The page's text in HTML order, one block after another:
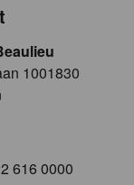
1001830
616 0000